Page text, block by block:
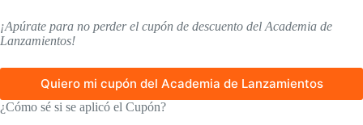
¡Apúrate para no perder el cupón de descuento del Academia de
Lanzamientos!
Quiero mi cupón del Academia de Lanzamientos
¿Cómo sé si se aplicó el Cupón?